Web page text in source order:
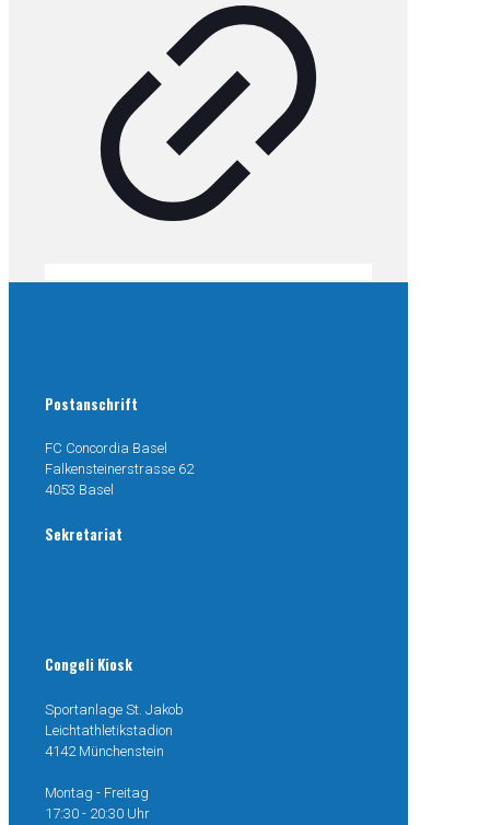
Postanschrift
FC Concordia Basel
Falkensteinerstrasse 62
4053 Basel
Sekretariat
Congeli Kiosk
Sportanlage St. Jakob
Leichtathletikstadion
4142 Münchenstein
Montag - Freitag
17:30 - 20:30 Uhr